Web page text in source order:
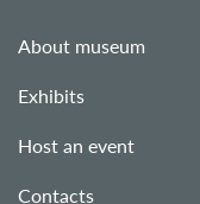
About museum
Exhibits
Host an event
Contacts